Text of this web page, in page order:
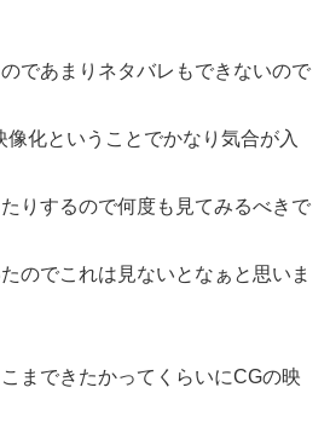
であまりネタバレもできないので
化ということでかなり気合が入
りするので何度も見てみるべきで
のでこれは見ないとなぁと思いま
まできたかってくらいにCGの映